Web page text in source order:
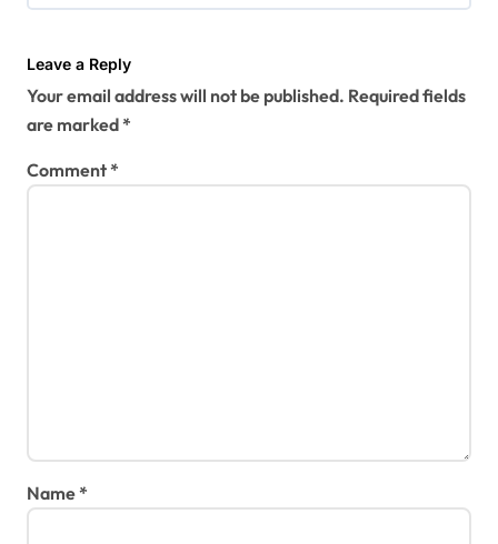
g
a
t
i
o
Leave a Reply
Your email address will not be published. Required fields
are marked*
Comment*
Name*